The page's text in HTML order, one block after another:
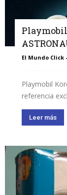
Playmobil
El Mundo Click
Playmobil
referencia
Leer más